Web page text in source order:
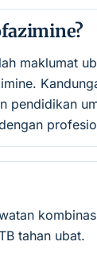
maklumat
pendidikan
tahan ubat.